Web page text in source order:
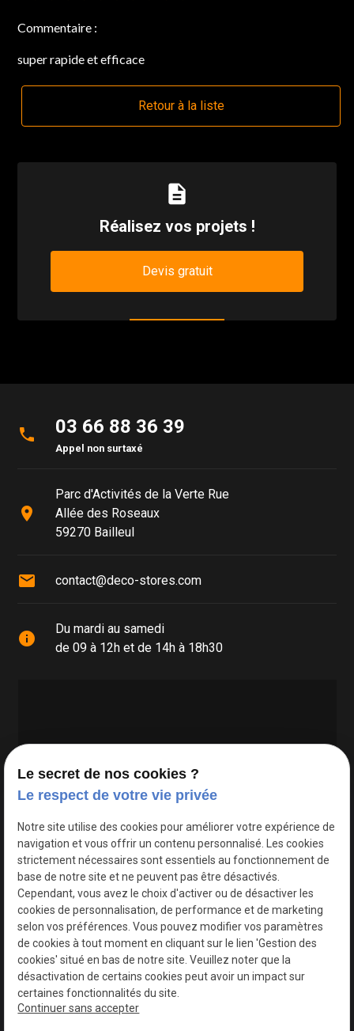
Commentaire :
super rapide et efficace
Retour à la liste
description
Réalisez vos projets !
Devis gratuit
phone 03 66 88 36 39
Appel non surtaxé
place
Parc d'Activités de la Verte Rue
Allée des Roseaux
59270 Bailleul
mail contact@deco-stores.com
info
Du mardi au samedi
de 09 à 12h et de 14h à 18h30
Google Maps Search API est désactivé.
Le secret de nos cookies ?
Le respect de votre vie privée
Notre site utilise des cookies pour améliorer votre expérience de
navigation et vous offrir un contenu personnalisé. Les cookies
strictement nécessaires sont essentiels au fonctionnement de
base de notre site et ne peuvent pas être désactivés.
Cependant, vous avez le choix d'activer ou de désactiver les
cookies de personnalisation, de performance et de marketing
selon vos préférences. Vous pouvez modifier vos paramètres
de cookies à tout moment en cliquant sur le lien 'Gestion des
cookies' situé en bas de notre site. Veuillez noter que la
désactivation de certains cookies peut avoir un impact sur
certaines fonctionnalités du site.
Continuer sans accepter